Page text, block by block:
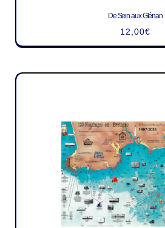
De Sein aux Glénan
12,00€